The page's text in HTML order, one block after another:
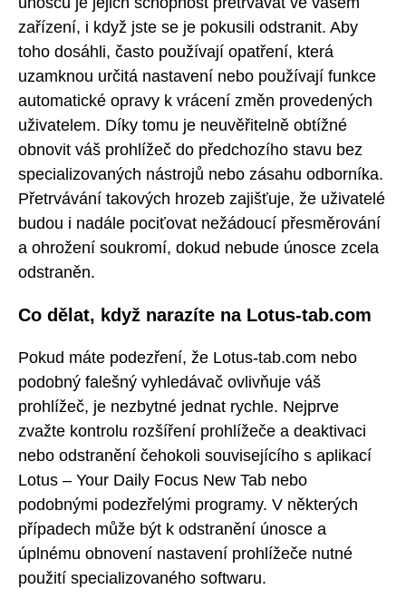
zařízení, i když jste se je pokusili odstranit. Aby
toho dosáhli, často používají opatření, která
uzamknou určitá nastavení nebo používají funkce
automatické opravy k vrácení změn provedených
uživatelem. Díky tomu je neuvěřitelně obtížné
obnovit váš prohlížeč do předchozího stavu bez
specializovaných nástrojů nebo zásahu odborníka.
Přetrvávání takových hrozeb zajišťuje, že uživatelé
budou i nadále pociťovat nežádoucí přesměrování
a ohrožení soukromí, dokud nebude únosce zcela
odstraněn.
Co dělat, když narazíte na Lotus-tab.com
Pokud máte podezření, že Lotus-tab.com nebo
podobný falešný vyhledávač ovlivňuje váš
prohlížeč, je nezbytné jednat rychle. Nejprve
zvažte kontrolu rozšíření prohlížeče a deaktivaci
nebo odstranění čehokoli souvisejícího s aplikací
Lotus – Your Daily Focus New Tab nebo
podobnými podezřelými programy. V některých
případech může být k odstranění únosce a
úplnému obnovení nastavení prohlížeče nutné
použití specializovaného softwaru.